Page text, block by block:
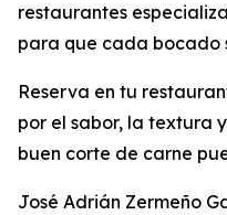
restaurantes
para que cada bocado
Reserva en tu
por el sabor, la textura
buen corte de carne
José Adrián Zermeño